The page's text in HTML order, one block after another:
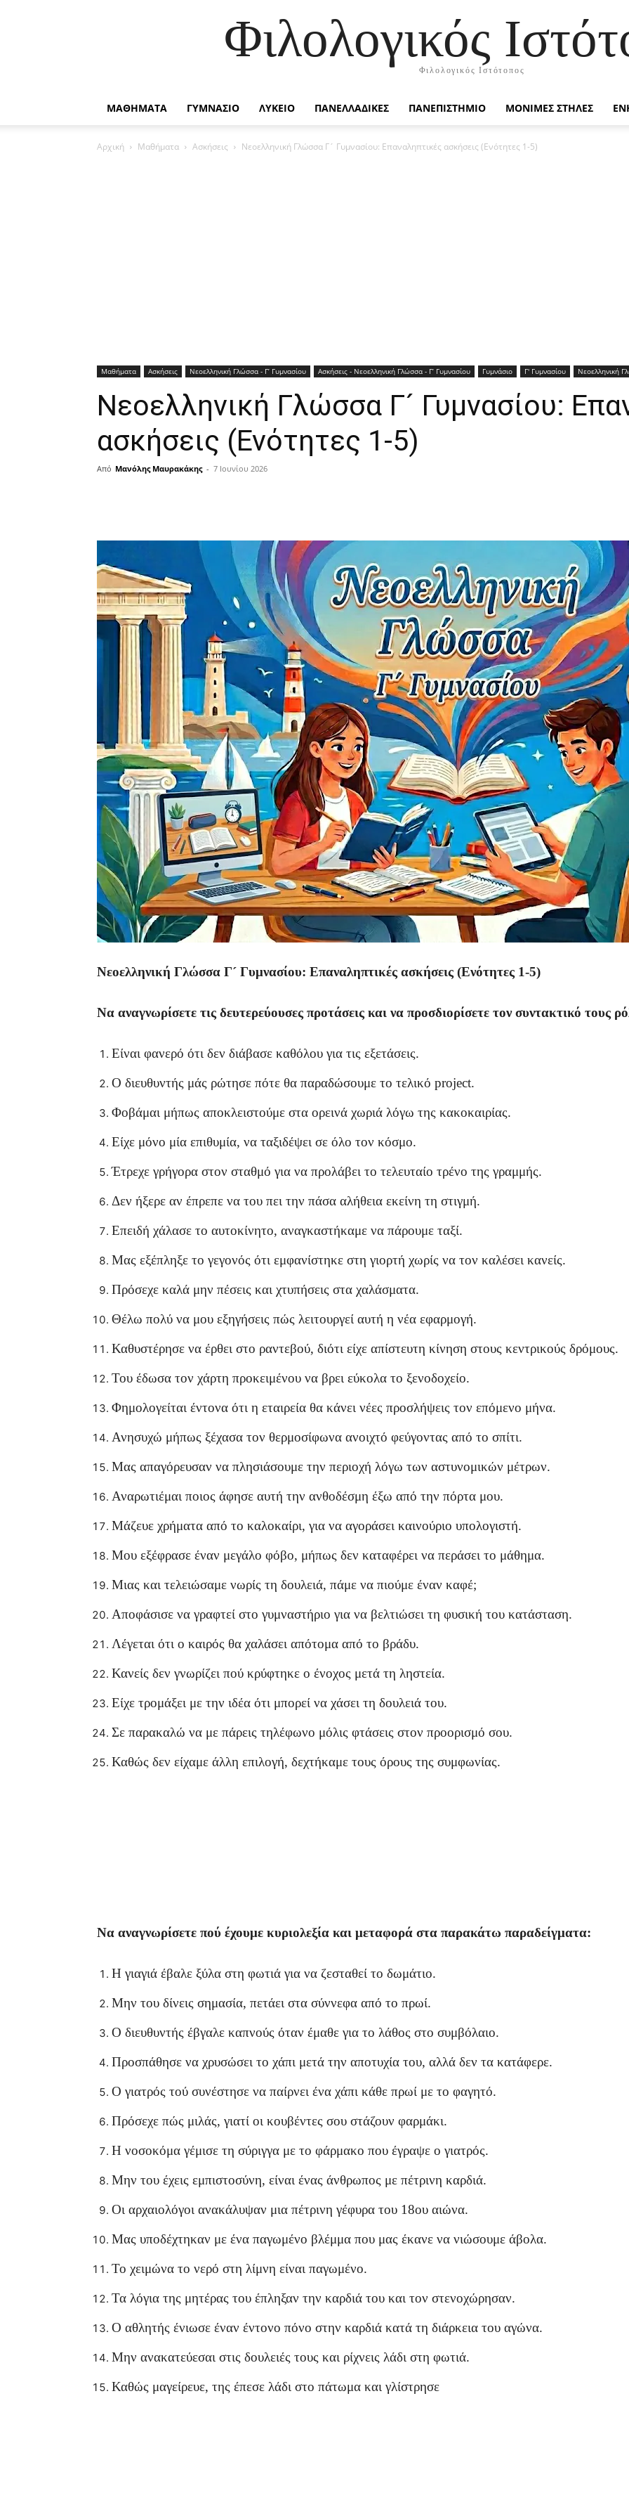
Φιλολογικός
Φιλολογικός Ιστότοπος
ΜΑΘΗΜΑΤΑ ΓΥΜΝΑΣΙΟ ΛΥΚΕΙΟ ΠΑΝΕΛΛΑΔΙΚΕΣ ΠΑΝΕΠΙΣΤΗΜΙΟ ΜΟΝΙΜΕΣ ΣΤΗΛΕΣ
Αρχική Μαθήματα Ασκήσεις Νεοελληνική Γλώσσα Γ´ Γυμνασίου: Επαναληπτικές ασκήσεις (Ενότητες 1-5)
Μαθήματα Ασκήσεις Νεοελληνική Γλώσσα - Γ’ Γυμνασίου Ασκήσεις - Νεοελληνική Γλώσσα - Γ’ Γυμνασίου Γυμνάσιο Γ' Γυμνασίου Νεοελληνική
Νεοελληνική Γλώσσα Γ´ Γυμνασίου:
ασκήσεις (Ενότητες 1-5)
Από Μανόλης Μαυρακάκης - 7 Ιουνίου 2026
Νεοελληνική Γλώσσα Γ´ Γυμνασίου: Επαναληπτικές ασκήσεις (Ενότητες 1-5)
Να αναγνωρίσετε τις δευτερεύουσες προτάσεις και να προσδιορίσετε τον συντακτικό τους
Είναι φανερό ότι δεν διάβασε καθόλου για τις εξετάσεις.
Ο διευθυντής μάς ρώτησε πότε θα παραδώσουμε το τελικό project.
Φοβάμαι μήπως αποκλειστούμε στα ορεινά χωριά λόγω της κακοκαιρίας.
Είχε μόνο μία επιθυμία, να ταξιδέψει σε όλο τον κόσμο.
Έτρεχε γρήγορα στον σταθμό για να προλάβει το τελευταίο τρένο της γραμμής.
Δεν ήξερε αν έπρεπε να του πει την πάσα αλήθεια εκείνη τη στιγμή.
Επειδή χάλασε το αυτοκίνητο, αναγκαστήκαμε να πάρουμε ταξί.
Μας εξέπληξε το γεγονός ότι εμφανίστηκε στη γιορτή χωρίς να τον καλέσει κανείς.
Πρόσεχε καλά μην πέσεις και χτυπήσεις στα χαλάσματα.
Θέλω πολύ να μου εξηγήσεις πώς λειτουργεί αυτή η νέα εφαρμογή.
Καθυστέρησε να έρθει στο ραντεβού, διότι είχε απίστευτη κίνηση στους κεντρικούς δρόμους.
Του έδωσα τον χάρτη προκειμένου να βρει εύκολα το ξενοδοχείο.
Φημολογείται έντονα ότι η εταιρεία θα κάνει νέες προσλήψεις τον επόμενο μήνα.
Ανησυχώ μήπως ξέχασα τον θερμοσίφωνα ανοιχτό φεύγοντας από το σπίτι.
Μας απαγόρευσαν να πλησιάσουμε την περιοχή λόγω των αστυνομικών μέτρων.
Αναρωτιέμαι ποιος άφησε αυτή την ανθοδέσμη έξω από την πόρτα μου.
Μάζευε χρήματα από το καλοκαίρι, για να αγοράσει καινούριο υπολογιστή.
Μου εξέφρασε έναν μεγάλο φόβο, μήπως δεν καταφέρει να περάσει το μάθημα.
Μιας και τελειώσαμε νωρίς τη δουλειά, πάμε να πιούμε έναν καφέ;
Αποφάσισε να γραφτεί στο γυμναστήριο για να βελτιώσει τη φυσική του κατάσταση.
Λέγεται ότι ο καιρός θα χαλάσει απότομα από το βράδυ.
Κανείς δεν γνωρίζει πού κρύφτηκε ο ένοχος μετά τη ληστεία.
Είχε τρομάξει με την ιδέα ότι μπορεί να χάσει τη δουλειά του.
Σε παρακαλώ να με πάρεις τηλέφωνο μόλις φτάσεις στον προορισμό σου.
Καθώς δεν είχαμε άλλη επιλογή, δεχτήκαμε τους όρους της συμφωνίας.
Να αναγνωρίσετε πού έχουμε κυριολεξία και μεταφορά στα παρακάτω παραδείγματα:
Η γιαγιά έβαλε ξύλα στη φωτιά για να ζεσταθεί το δωμάτιο.
Μην του δίνεις σημασία, πετάει στα σύννεφα από το πρωί.
Ο διευθυντής έβγαλε καπνούς όταν έμαθε για το λάθος στο συμβόλαιο.
Προσπάθησε να χρυσώσει το χάπι μετά την αποτυχία του, αλλά δεν τα κατάφερε.
Ο γιατρός τού συνέστησε να παίρνει ένα χάπι κάθε πρωί με το φαγητό.
Πρόσεχε πώς μιλάς, γιατί οι κουβέντες σου στάζουν φαρμάκι.
Η νοσοκόμα γέμισε τη σύριγγα με το φάρμακο που έγραψε ο γιατρός.
Μην του έχεις εμπιστοσύνη, είναι ένας άνθρωπος με πέτρινη καρδιά.
Οι αρχαιολόγοι ανακάλυψαν μια πέτρινη γέφυρα του 18ου αιώνα.
Μας υποδέχτηκαν με ένα παγωμένο βλέμμα που μας έκανε να νιώσουμε άβολα.
Το χειμώνα το νερό στη λίμνη είναι παγωμένο.
Τα λόγια της μητέρας του έπληξαν την καρδιά του και τον στενοχώρησαν.
Ο αθλητής ένιωσε έναν έντονο πόνο στην καρδιά κατά τη διάρκεια του αγώνα.
Μην ανακατεύεσαι στις δουλειές τους και ρίχνεις λάδι στη φωτιά.
Καθώς μαγείρευε, της έπεσε λάδι στο πάτωμα και γλίστρησε